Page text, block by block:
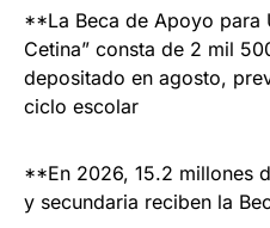
**La Beca de Apoyo para
Cetina” consta de 2 mil
depositado en agosto,
ciclo escolar
**En 2026, 15.2 millones
y secundaria reciben la